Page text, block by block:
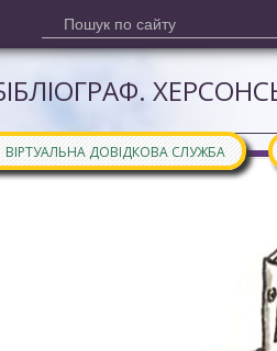
ВІРТУАЛЬНА ДОВІДКОВА СЛУЖБА